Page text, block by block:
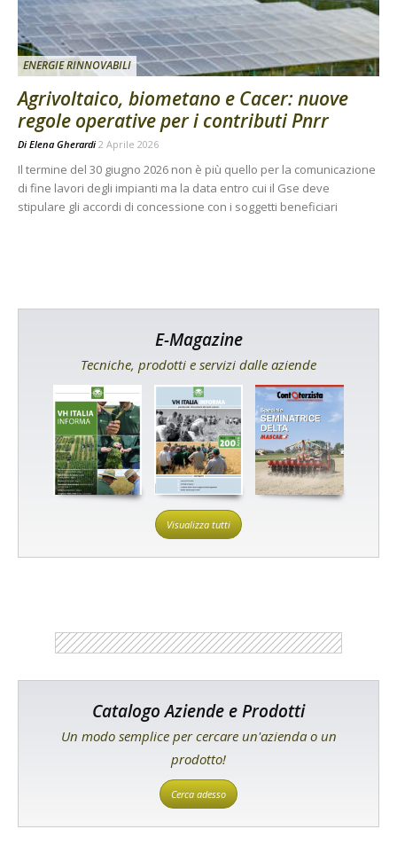
ENERGIE RINNOVABILI
Agrivoltaico, biometano e Cacer: nuove
regole operative per i contributi Pnrr
Di Elena Gherardi 2 Aprile 2026
Il termine del 30 giugno 2026 non è più quello per la comunicazione
di fine lavori degli impianti ma la data entro cui il Gse deve
stipulare gli accordi di concessione con i soggetti beneficiari
E-Magazine
Tecniche, prodotti e servizi dalle aziende
Visualizza tutti
Catalogo Aziende e Prodotti
Un modo semplice per cercare un'azienda o un
prodotto!
Cerca adesso